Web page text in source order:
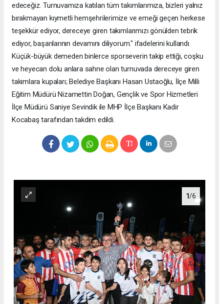
edeceğiz. Turnuvamıza katılan tüm takımlarımıza, bizleri yalnız
bırakmayan kıymetli hemşehrilerimize ve emeği geçen herkese
teşekkür ediyor, dereceye giren takımlarımızı gönülden tebrik
ediyor, başarılarının devamını diliyorum." ifadelerini kullandı.
Küçük-büyük demeden binlerce sporseverin takip ettiği, coşku
ve heyecan dolu anlara sahne olan turnuvada dereceye giren
takımlara kupaları; Belediye Başkanı Hasan Ustaoğlu, İlçe Milli
Eğitim Müdürü Nizamettin Doğan, Gençlik ve Spor Hizmetleri
İlçe Müdürü Saniye Sevindik ile MHP İlçe Başkanı Kadir
Kocabaş tarafından takdim edildi.
1/6